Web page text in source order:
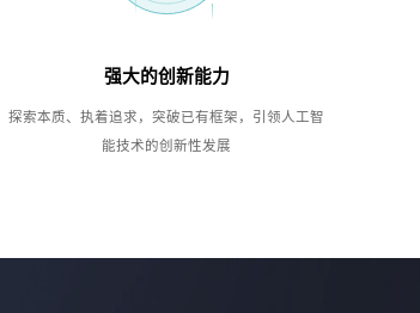
强大的创新能力
探索本质、执着追求，突破已有框架，引领人工智
能技术的创新性发展